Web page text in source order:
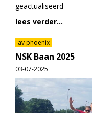
geactualiseerd
lees verder...
av phoenix
NSK Baan 2025
03-07-2025